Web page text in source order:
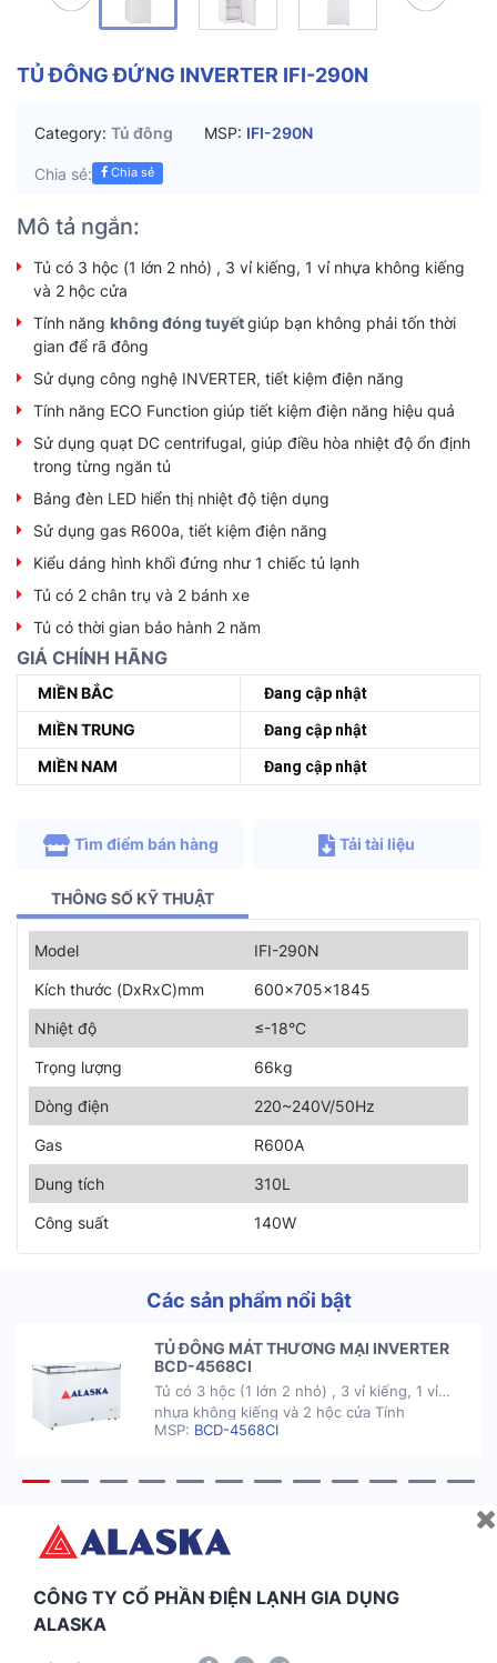
TỦ ĐÔNG ĐỨNG INVERTER IFI-290N
Category: Tủ đông MSP: IFI-290N
Chia sẻ: Chia sẻ
Mô tả ngắn:
Tủ có 3 hộc (1 lớn 2 nhỏ) , 3 vỉ kiếng, 1 vỉ nhựa không kiếng
và 2 hộc cửa
Tính năng không đóng tuyếtgiúp bạn không phải tốn thời
gian để rã đông
Sử dụng công nghệ INVERTER, tiết kiệm điện năng
Tính năng ECO Function giúp tiết kiệm điện năng hiệu quả
Sử dụng quạt DC centrifugal, giúp điều hòa nhiệt độ ổn định
trong từng ngăn tủ
Bảng đèn LED hiển thị nhiệt độ tiện dụng
Sử dụng gas R600a, tiết kiệm điện năng
Kiểu dáng hình khối đứng như 1 chiếc tủ lạnh
Tủ có 2 chân trụ và 2 bánh xe
Tủ có thời gian bảo hành 2 năm
GIÁ CHÍNH HÃNG
MIỀN BẮC Đang cập nhật
MIỀN TRUNG Đang cập nhật
MIỀN NAM Đang cập nhật
Tìm điểm bán hàng Tải tài liệu
THÔNG SỐ KỸ THUẬT
Model IFI-290N
Kích thước (DxRxC)mm 600x705x1845
Nhiệt độ ≤-18°C
Trọng lượng 66kg
Dòng điện 220~240V/50Hz
Gas R600A
Dung tích 310L
Công suất 140W
Các sản phẩm nổi bật
TỦ ĐÔNG MÁT THƯƠNG MẠI INVERTER
BCD-4568CI
Tủ có 3 hộc (1 lớn 2 nhỏ) , 3 vỉ kiếng, 1 vỉ
nhựa không kiếng và 2 hộc cửa Tính
năng không đóng tuyết giúp bạn không phải
MSP: BCD-4568CI
CÔNG TY CỔ PHẦN ĐIỆN LẠNH GIA DỤNG
ALASKA